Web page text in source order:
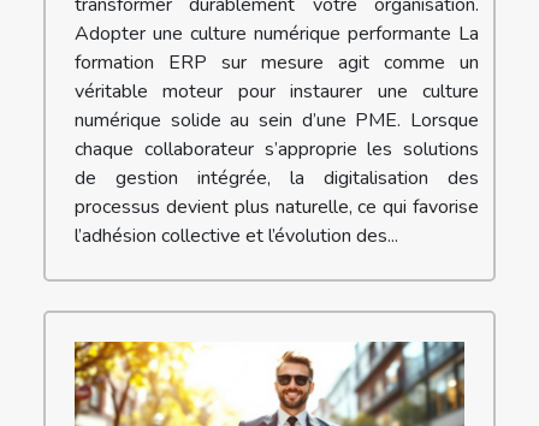
Adopter une culture numérique performante La
formation ERP sur mesure agit comme un
véritable moteur pour instaurer une culture
numérique solide au sein d’une PME. Lorsque
chaque collaborateur s’approprie les solutions
de gestion intégrée, la digitalisation des
processus devient plus naturelle, ce qui favorise
l’adhésion collective et l’évolution des...